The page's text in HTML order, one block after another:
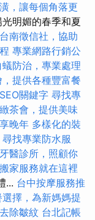
，讓每個角落更
明媚的春季和夏
台南徵信社，協助
專業網路行銷公
蟻防治，專業處理
提供各種豐富餐
關鍵字 尋找專
茶會，提供美味
晚年 多樣化的裝
尋找專業防水服
醫診所，照顧你
家服務就在這裡
... 台中按摩服務推
選擇，為新媽媽提
除皺紋 台北記帳